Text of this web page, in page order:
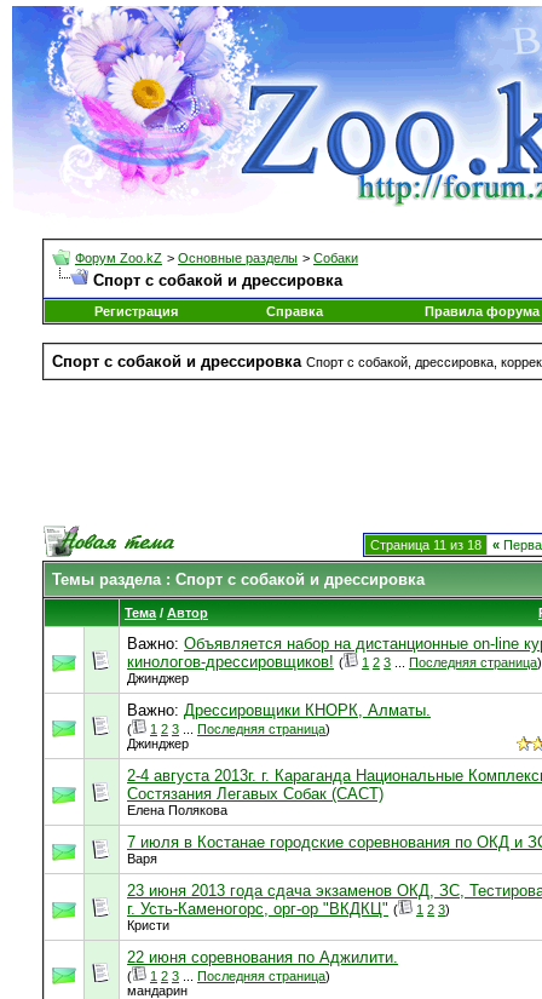
Форум Zoo.kZ > Основные разделы > Собаки
Спорт с собакой и дрессировка
Регистрация Справка Правила форума
Спорт с собакой и дрессировка Спорт с собакой, дрессировка,
Страница 11 из 18 «
Темы раздела: Спорт с собакой и дрессировка
Тема / Автор
Важно: Объявляется набор на дистанционные on-line
кинологов-дрессировщиков! ( 1 2 3 Последняя страница)
Джинджер
Важно: Дрессировщики КНОРК, Алматы.
( 1 2 3 Последняя страница)
Джинджер
2-4 августа 2013г. г. Караганда Национальные
Состязания Легавых Собак (САСТ)
Елена Полякова
7 июля в Костанае городские соревнования по ОКД и
Варя
23 июня 2013 года сдача экзаменов ОКД, ЗС,
г. Усть-Каменогорс, орг-ор "ВКДКЦ" ( 1 2 3)
Кристи
22 июня соревнования по Аджилити.
( 1 2 3 Последняя страница)
мандарин